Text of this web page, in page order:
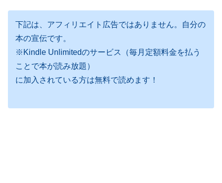
下記は、アフィリエイト広告ではありません。自分の
本の宣伝です。
※Kindle Unlimitedのサービス（毎月定額料金を払う
ことで本が読み放題）
に加入されている方は無料で読めます！